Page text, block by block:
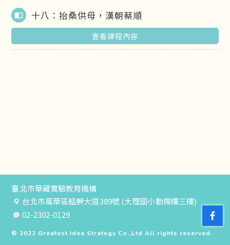
import_contacts 十八：抬桑供母，漢朝蔡順
查看課程內容
臺北市華藏實驗教育機構
台北市萬華區艋舺大道389號 (大理國小勤樸樓三樓)
02-2302-0129
© 2022 Greatest Idea Strategy Co.,Ltd All rights reserved.